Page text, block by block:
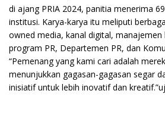
di ajang PRIA 2024, panitia menerima
institusi. Karya-karya itu meliputi
owned media, kanal digital, manajemen
program PR, Departemen PR, dan
“Pemenang yang kami cari adalah
menunjukkan gagasan-gagasan segar
inisiatif untuk lebih inovatif dan